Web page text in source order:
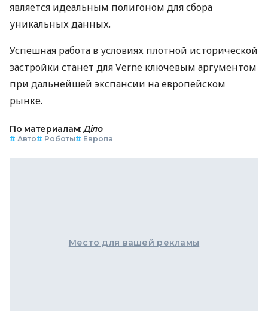
является идеальным полигоном для сбора
уникальных данных.
Успешная работа в условиях плотной исторической
застройки станет для Verne ключевым аргументом
при дальнейшей экспансии на европейском
рынке.
По материалам:Діло
# Авто# Роботы# Европа
Место для вашей рекламы